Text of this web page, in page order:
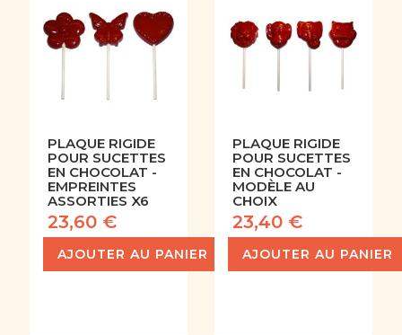
PLAQUE RIGIDE
POUR SUCETTES
EN CHOCOLAT -
EMPREINTES
ASSORTIES X6
23,60 €
AJOUTER AU PANIER
PLAQUE RIGIDE
POUR SUCETTES
EN CHOCOLAT -
MODÈLE AU
CHOIX
23,40 €
AJOUTER AU PANIER